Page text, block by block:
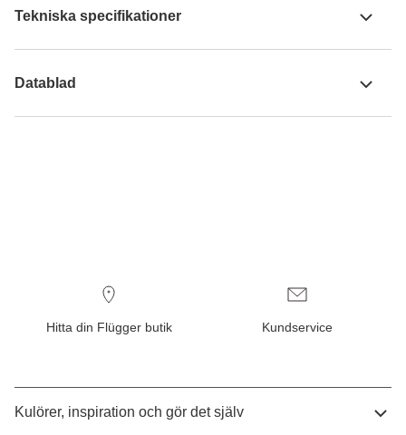
Tekniska specifikationer
Datablad
Hitta din Flügger butik Kundservice
Kulörer, inspiration och gör det själv